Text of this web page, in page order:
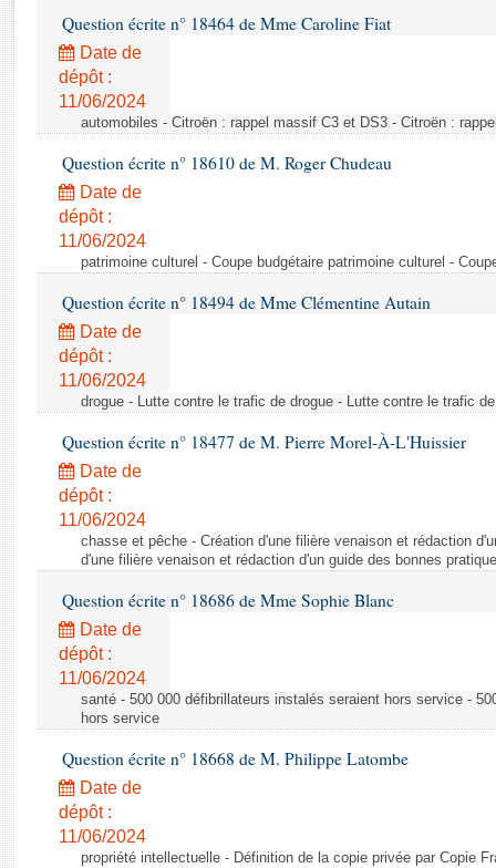
Rapports législatifs
Rapports sur l'application des lois
Baromètre de l’application des lois
Budget et sécurité sociale
Questions écrites et orales
Comptes rendus des débats
Question écrite n° 18464 de Mme Caroline Fiat
Date de
dépôt :
11/06/2024
automobiles - Citroën : rappel massif C3 et DS3 - Citroën :
Question écrite n° 18610 de M. Roger Chudeau
Date de
dépôt :
11/06/2024
patrimoine culturel - Coupe budgétaire patrimoine culturel -
Question écrite n° 18494 de Mme Clémentine Autain
Date de
dépôt :
11/06/2024
drogue - Lutte contre le trafic de drogue - Lutte contre le trafic
Question écrite n° 18477 de M. Pierre Morel-À-L'Huissier
Date de
dépôt :
11/06/2024
chasse et pêche - Création d'une filière venaison et rédaction
d'une filière venaison et rédaction d'un guide des bonnes
Question écrite n° 18686 de Mme Sophie Blanc
Date de
dépôt :
11/06/2024
santé - 500 000 défibrillateurs instalés seraient hors service -
hors service
Question écrite n° 18668 de M. Philippe Latombe
Date de
dépôt :
11/06/2024
propriété intellectuelle - Définition de la copie privée par Copie